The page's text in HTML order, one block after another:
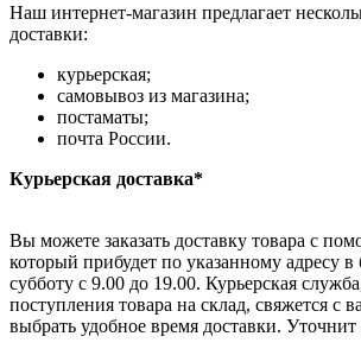
Наш интернет-магазин предлагает
доставки:
курьерская;
самовывоз из магазина;
постаматы;
почта России.
Курьерская доставка*
Вы можете заказать доставку товара с
который прибудет по указанному адресу в
субботу с 9.00 до 19.00. Курьерская
поступления товара на склад, свяжется с
выбрать удобное время доставки. Уточнит